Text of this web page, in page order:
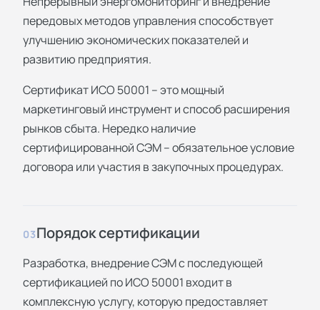
передовых методов управления способствует
улучшению экономических показателей и
развитию предприятия.
Сертификат ИСО 50001 – это мощный
маркетинговый инструмент и способ расширения
рынков сбыта. Нередко наличие
сертифицированной СЭМ – обязательное условие
договора или участия в закупочных процедурах.
03Порядок сертификации
Разработка, внедрение СЭМ с последующей
сертификацией по ИСО 50001 входит в
комплексную услугу, которую предоставляет